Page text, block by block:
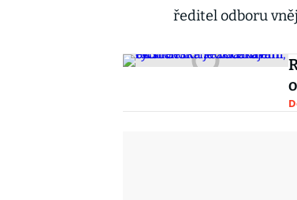
ředitel odboru